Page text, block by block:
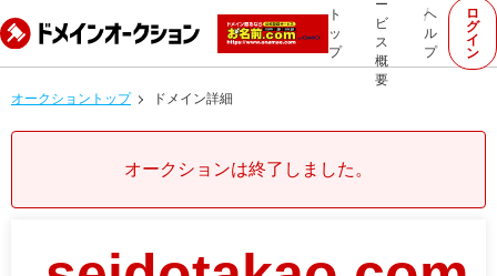
ト
ッ
プ
ー
ビ
ス
概
要
ヘ
ル
プ
ロ
グ
イ
ン
オークショントップ ドメイン詳細
オークションは終了しました。